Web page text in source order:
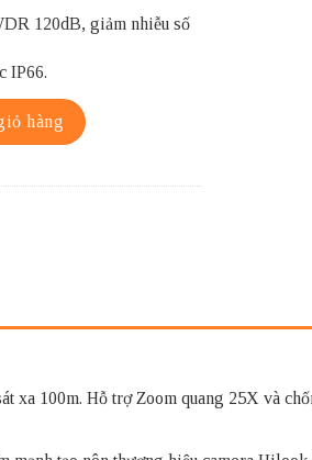
120dB, giảm nhiễu số
IP66.
hàng
xa 100m. Hỗ trợ Zoom quang 25X và